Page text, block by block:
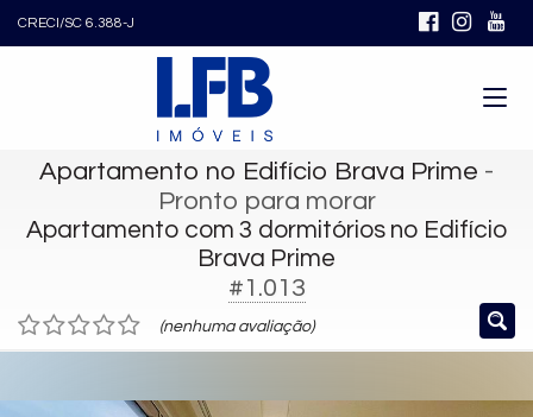
CRECI/SC 6.388-J
Apartamento no Edifício Brava Prime -
Pronto para morar
Apartamento com 3 dormitórios no Edifício
Brava Prime
#1.013
(nenhuma avaliação)